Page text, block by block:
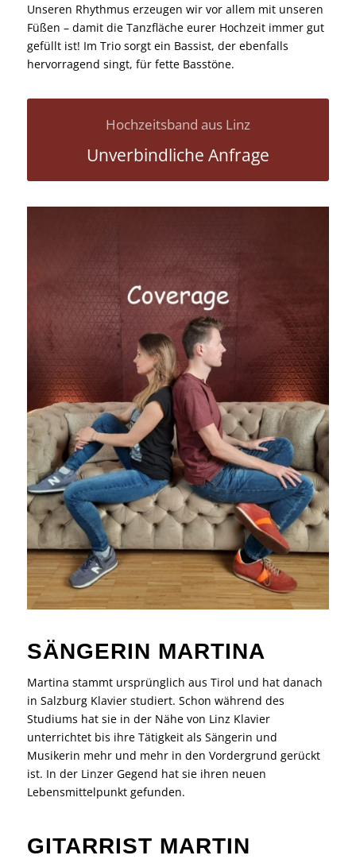
Unseren Rhythmus erzeugen wir vor allem mit unseren
Füßen – damit die Tanzfläche eurer Hochzeit immer gut
gefüllt ist! Im Trio sorgt ein Bassist, der ebenfalls
hervorragend singt, für fette Basstöne.
Hochzeitsband aus Linz
Unverbindliche Anfrage
SÄNGERIN MARTINA
Martina stammt ursprünglich aus Tirol und hat danach
in Salzburg Klavier studiert. Schon während des
Studiums hat sie in der Nähe von Linz Klavier
unterrichtet bis ihre Tätigkeit als Sängerin und
Musikerin mehr und mehr in den Vordergrund gerückt
ist. In der Linzer Gegend hat sie ihren neuen
Lebensmittelpunkt gefunden.
GITARRIST MARTIN